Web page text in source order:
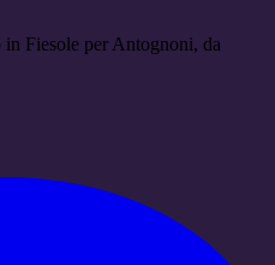
Fiesole per Antognoni, da